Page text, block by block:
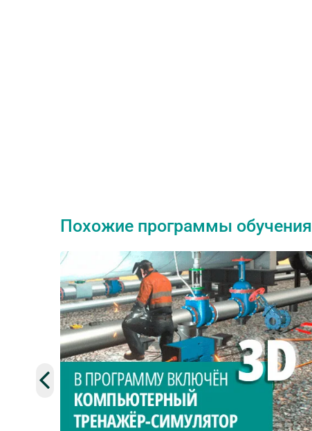
Похожие программы обучения